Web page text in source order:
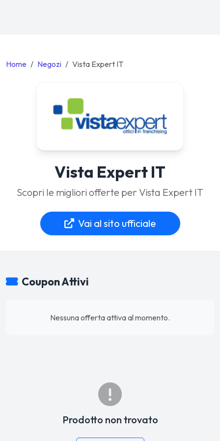
Home Negozi Vista Expert IT
Vista Expert IT
Scopri le migliori offerte per Vista Expert IT
Vai al sito ufficiale
Coupon Attivi
Nessuna offerta attiva al momento.
Prodotto non trovato